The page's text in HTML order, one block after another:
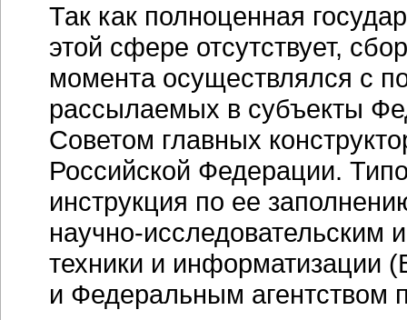
Так как полноценная
этой сфере отсутствует,
момента осуществлялся с
рассылаемых в субъекты
Советом главных
Российской Федерации.
инструкция по ее
научно-исследовательским
техники и информатизации
и Федеральным агентством